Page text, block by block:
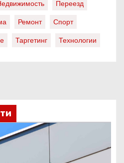
Переезд
Ремонт
Спорт
Таргетинг Технологии